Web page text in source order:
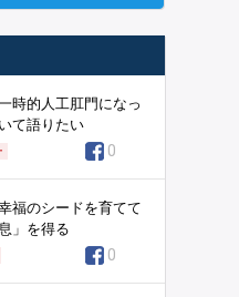
時的人工肛門になっ
て語りたい
0
福のシードを育てて
」を得る
0